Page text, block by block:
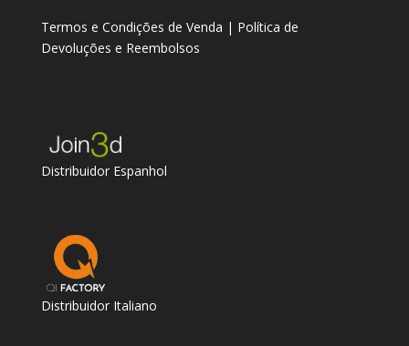
Termos e Condições de Venda | Política de
Devoluções e Reembolsos
Distribuidor Espanhol
Distribuidor Italiano